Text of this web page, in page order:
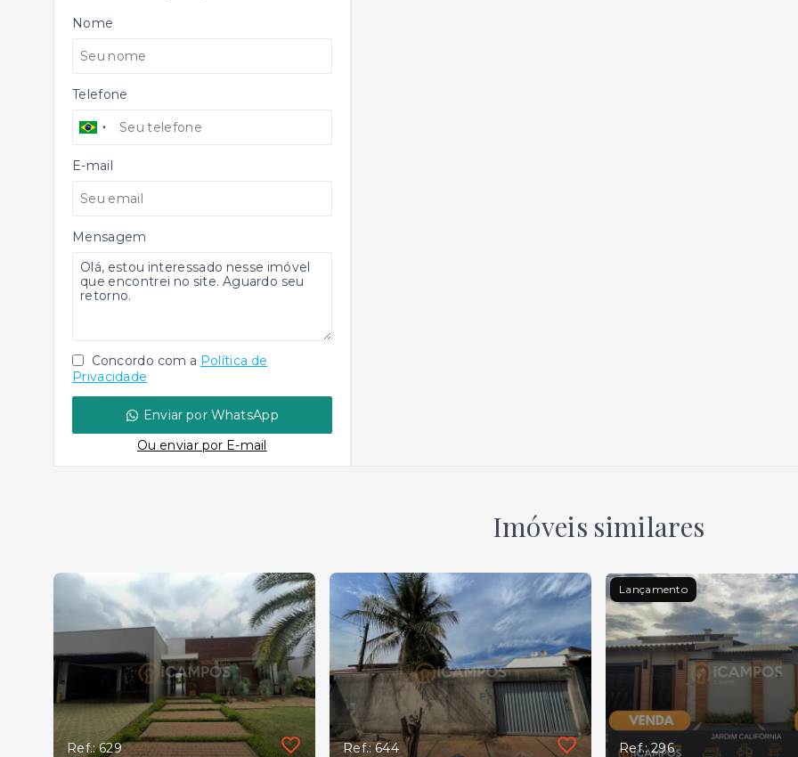
Nome
Telefone
E-mail
Mensagem
Concordo com a Política de
Privacidade
Enviar por WhatsApp
Ou enviar por E-mail
Imóveis similares
Ref.: 629 Ref.: 644
Lançamento
Ref.: 296